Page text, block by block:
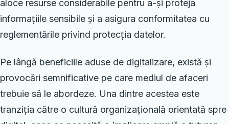
aloce resurse considerabile pentru a-și proteja
informațiile sensibile și a asigura conformitatea cu
reglementările privind protecția datelor.
Pe lângă beneficiile aduse de digitalizare, există și
provocări semnificative pe care mediul de afaceri
trebuie să le abordeze. Una dintre acestea este
tranziția către o cultură organizațională orientată spre